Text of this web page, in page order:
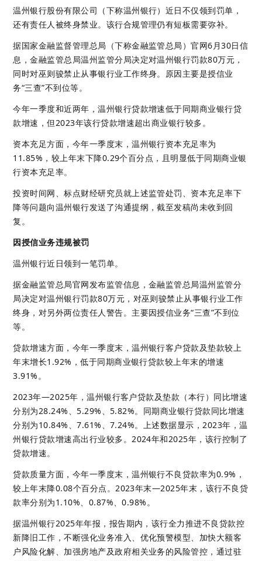
温州银行股份有限公司（下称温州银行）近日不仅领到罚单，
还有责任人被终身禁业。该行合规管理仍有短板需要弥补。
据国家金融监督管理总局（下称金融监管总局）官网6月30日信
息，金融监管总局温州监管分局决定对温州银行罚款80万元，
同时对巫则骏禁止从事银行业工作终身。原因主要是授信业
务“三查”不到位等。
今年一季度和近两年，温州银行贷款增速低于同期商业银行贷
款增速，但2023年该行贷款增速超出商业银行较多。
资本充足方面，今年一季度末，温州银行资本充足率为
11.85%，较上年末下降0.29个百分点，且明显低于同期商业银
行资本充足率。
投资时间网、标点财经研究员就上述监管处罚、资本充足率下
降等问题向温州银行发送了沟通提纲，截至发稿尚未收到回
复。
因授信业务违规被罚
温州银行近日领到一笔罚单。
据金融监管总局官网发布监管信息，金融监管总局温州监管分
局决定对温州银行罚款80万元，对巫则骏禁止从事银行业工作
终身，对另外两位责任人警告。主要因授信业务“三查”不到位
等。
贷款增速方面，今年一季度末，温州银行客户贷款及垫款较上
年末增长1.92%，低于同期商业银行贷款较上年末的增速
3.91%。
2023年—2025年，温州银行客户贷款及垫款（本行）同比增速
分别为28.24%、5.29%、5.82%。同期商业银行贷款同比增速
分别为10.84%、7.61%、7.24%。上述数据显示，2023年，温
州银行贷款增速高出行业较多。2024年和2025年，该行控制了
贷款增速。
贷款质量方面，今年一季度末，温州银行不良贷款率为0.9%，
较上年末降0.08个百分点。2023年末—2025年末，该行不良贷
款率分别为1.10%、0.87%、0.98%。
据温州银行2025年年报，报告期内，该行全力推进不良贷款控
新降旧工作，不断强化业务准入、优化预警模型、加快大额客
户风险化解、加强房地产及政府相关业务的风险管控，通过驻